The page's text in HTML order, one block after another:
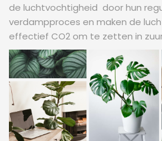
de luchtvochtigheid door hun
verdampproces en maken de
effectief CO2 om te zetten in